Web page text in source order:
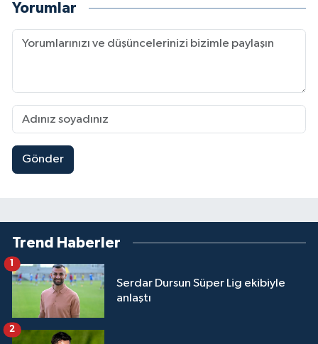
Yorumlar
Gönder
Trend Haberler
Serdar Dursun Süper Lig ekibiyle
anlaştı
1
2